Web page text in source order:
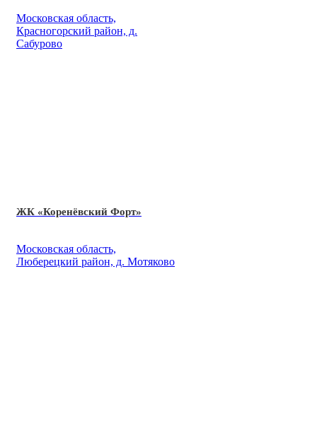
Московская область,
Красногорский район, д.
Сабурово
ЖК «Коренёвский Форт»
Московская область,
Люберецкий район, д. Мотяково